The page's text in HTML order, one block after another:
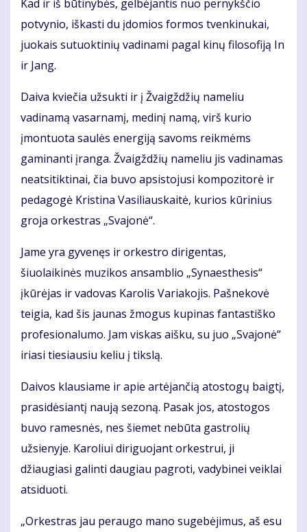
Kad ir iš būtinybės, gelbėjantis nuo pernykščio
potvynio, iškasti du įdomios formos tvenkinukai,
juokais sutuoktinių vadinami pagal kinų filosofiją In
ir Jang.
Daiva kviečia užsukti ir į Žvaigždžių nameliu
vadinamą vasarnamį, medinį namą, virš kurio
įmontuota saulės energiją savoms reikmėms
gaminanti įranga. Žvaigždžių nameliu jis vadinamas
neatsitiktinai, čia buvo apsistojusi kompozitorė ir
pedagogė Kristina Vasiliauskaitė, kurios kūrinius
groja orkestras „Svajonė“.
Jame yra gyvenęs ir orkestro dirigentas,
šiuolaikinės muzikos ansamblio „Synaesthesis“
įkūrėjas ir vadovas Karolis Variakojis. Pašnekovė
teigia, kad šis jaunas žmogus kupinas fantastiško
profesionalumo. Jam viskas aišku, su juo „Svajonė“
iriasi tiesiausiu keliu į tikslą.
Daivos klausiame ir apie artėjančią atostogų baigtį,
prasidėsiantį naują sezoną. Pasak jos, atostogos
buvo ramesnės, nes šiemet nebūta gastrolių
užsienyje. Karoliui diriguojant orkestrui, ji
džiaugiasi galinti daugiau pagroti, vadybinei veiklai
atsiduoti.
„Orkestras jau peraugo mano sugebėjimus, aš esu